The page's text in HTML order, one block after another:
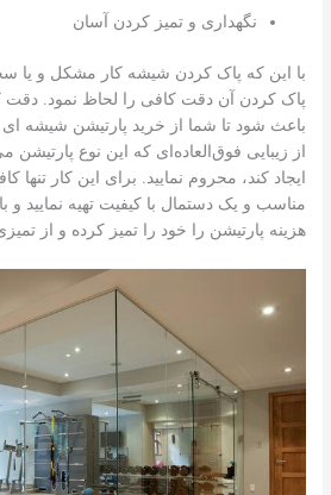
نگهداری و تمیز کردن آسان
با این که پاک کردن شیشه کار مشکل و یا
پاک کردن آن دقت کافی را لحاظ نمود. دقت
باعث شود تا شما از خرید پارتیشن شیشه
از زیبایی فوق‌العاده‌ای که این نوع پارتیشن
ایجاد کند، محروم نمایید. برای این کار
مناسب و یک دستمال با کیفیت تهیه نمایید
هزینه پارتیشن را خود را تمیز کرده و از